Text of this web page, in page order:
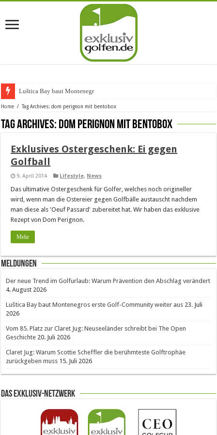
Luštica Bay baut Montenegros
Home / Tag Archives: dom perignon mit bentobox
Tag Archives: dom perignon mit bentobox
Exklusives Ostergeschenk: Ei gegen
Golfball
9. April 2014 Lifestyle, News
Das ultimative Ostergeschenk für Golfer, welches noch origineller
wird, wenn man die Ostereier gegen Golfbälle austauscht nachdem
man diese als 'Oeuf Passard' zubereitet hat. Wir haben das exklusive
Rezept von Dom Perignon.
Mehr
Meldungen
Der neue Trend im Golfurlaub: Warum Prävention den Abschlag verändert
4. August 2026
Luštica Bay baut Montenegros erste Golf-Community weiter aus 23. Juli
2026
Vom 85. Platz zur Claret Jug: Neuseeländer schreibt bei The Open
Geschichte 20. Juli 2026
Claret Jug: Warum Scottie Scheffler die berühmteste Golftrophäe
zurückgeben muss 15. Juli 2026
Das Exklusiv-Netzwerk